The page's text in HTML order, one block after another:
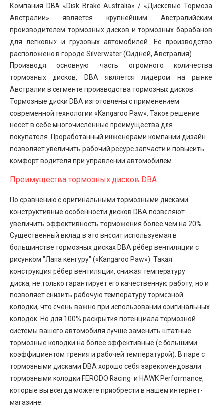
Компания DBA «Disk Brake Australia» / «Дисковые Тормоза
Австралии» является крупнейшим Австралийским
производителем тормозных дисков и тормозных барабанов
для легковых и грузовых автомобилей. Её производство
расположено в городе Silverwater (Сидней, Австралия).
Производя основную часть огромного количества
тормозных дисков, DBA является лидером на рынке
Австралии в сегменте производства тормозных дисков.
Тормозные диски DBA изготовлены с применением
современной технологии «Kangaroo Paw». Такое решение
несёт в себе многочисленные преимущества для
покупателя. Проработанный инженерами компании дизайн
позволяет увеличить рабочий ресурс запчасти и повысить
комфорт водителя при управлении автомобилем.
Преимущества тормозных дисков DBA
По сравнению с оригинальными тормозными дисками
конструктивные особенности дисков DBA позволяют
увеличить эффективность торможения более чем на 20%.
Существенный вклад в это вносит используемая в
большинстве тормозных дисках DBA рёбер вентиляции с
рисунком "Лапа кенгуру" («Kangaroo Paw»). Такая
конструкция рёбер вентиляции, снижая температуру
диска, не только гарантирует его качественную работу, но и
позволяет снизить рабочую температуру тормозной
колодки, что очень важно при использовании оригинальных
колодок. Но для 100% раскрытия потенциала тормозной
системы вашего автомобиля лучше заменить штатные
тормозные колодки на более эффективные (с большими
коэффициентом трения и рабочей температурой). В паре с
тормозными дисками DBA хорошо себя зарекомендовали
тормозными колодки FERODO Racing и HAWK Performance,
которые вы всегда можете приобрести в нашем интернет-
магазине.